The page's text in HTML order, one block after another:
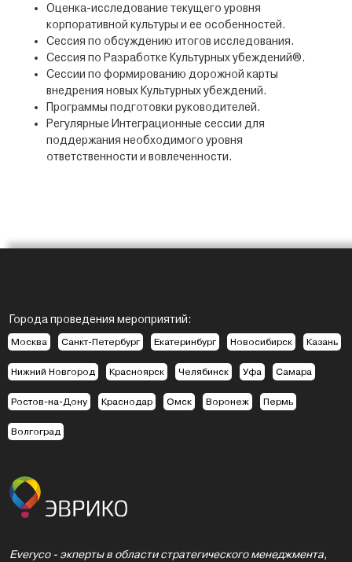
Оценка-исследование текущего уровня
корпоративной культуры и ее особенностей.
Сессия по обсуждению итогов исследования.
Сессия по Разработке Культурных убеждений®.
Сессии по формированию дорожной карты
внедрения новых Культурных убеждений.
Программы подготовки руководителей.
Регулярные Интеграционные сессии для
поддержания необходимого уровня
ответственности и вовлеченности.
Города проведения мероприятий:
Москва Санкт-Петербург Екатеринбург Новосибирск Казань
Нижний Новгород Красноярск Челябинск Уфа Самара
Ростов-на-Дону Краснодар Омск Воронеж Пермь
Волгоград
Everyco - экперты в области стратегического менеджмента,